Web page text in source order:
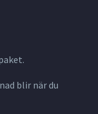
blir när du